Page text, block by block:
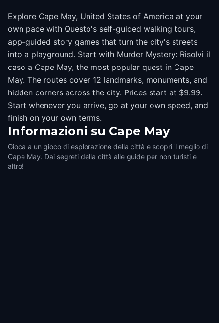
Explore Cape May, United States of America at your
own pace with Questo's self-guided walking tours,
app-guided story games that turn the city's streets
into a playground. Start with Murder Mystery: Risolvi il
caso a Cape May, the most popular quest in Cape
May. The routes cover 12 landmarks, monuments, and
hidden corners across the city. Prices start at $9.99.
Start whenever you arrive, go at your own speed, and
finish on your own terms.
Informazioni su Cape May
Gioca a un gioco di esplorazione della città e scopri il meglio di
Cape May. Dai segreti della città alle guide per non turisti e
altro!